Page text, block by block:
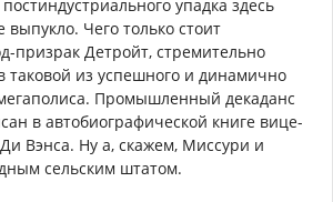
упадка здесь
Чего только стоит
призрак Детройт, стремительно
таковой из успешного и динамично
Промышленный декаданс
в автобиографической книге вице-
Вэнса. Ну а, скажем, Миссури и
сельским штатом.